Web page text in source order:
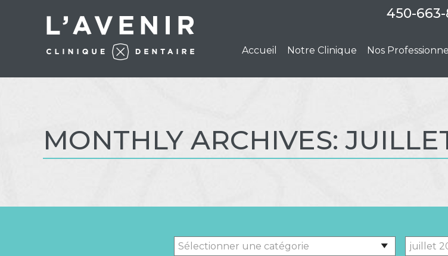
450-
Accueil Notre Clinique Nos
MONTHLY ARCHIVES: